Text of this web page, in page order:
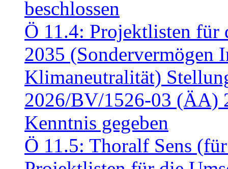
beschlossen
Ö 11.4: Projektlisten für
2035 (Sondervermögen
Klimaneutralität)
2026/BV/1526-03 (ÄA)
Kenntnis gegeben
Ö 11.5: Thoralf Sens